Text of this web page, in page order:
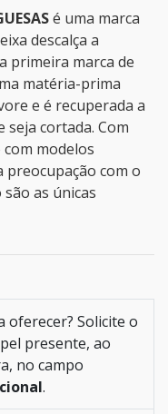
é uma marca
descalça a
primeira marca de
matéria-prima
e é recuperada a
seja cortada. Com
modelos
preocupação com o
as únicas
oferecer? Solicite o
presente, ao
no campo
.